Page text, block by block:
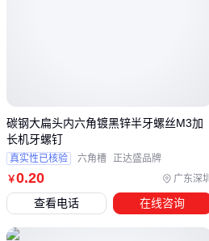
机械结构。但需注意配套螺母和安
。
建议选择十字盘头或内六角设计的
作。而永久性固定则可考虑配合
。
￥0.20 广东深圳
碳钢大扁头内六角镀黑锌半牙螺丝M3加
长机牙螺钉
真实性已核验 六角槽 正达盛品牌
查看电话 在线咨询